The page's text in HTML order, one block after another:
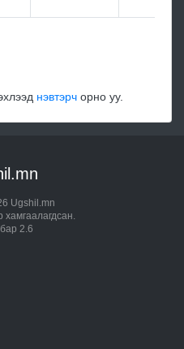
нэвтэрч орно уу.
Ugshil.mn
хамгаалагдсан.
2.6